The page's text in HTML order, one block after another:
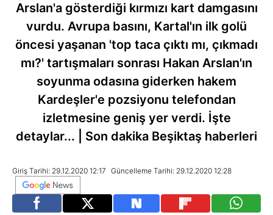
Arslan'a gösterdiği kırmızı kart damgasını
vurdu. Avrupa basını, Kartal'ın ilk golü
öncesi yaşanan 'top taca çıktı mı, çıkmadı
mı?' tartışmaları sonrası Hakan Arslan'ın
soyunma odasına giderken hakem
Kardeşler'e pozsiyonu telefondan
izletmesine geniş yer verdi. İşte
detaylar... | Son dakika Beşiktaş haberleri
Giriş Tarihi: 29.12.2020 12:17 Güncelleme Tarihi: 29.12.2020 12:28